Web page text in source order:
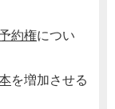
約権につい
を増加させる